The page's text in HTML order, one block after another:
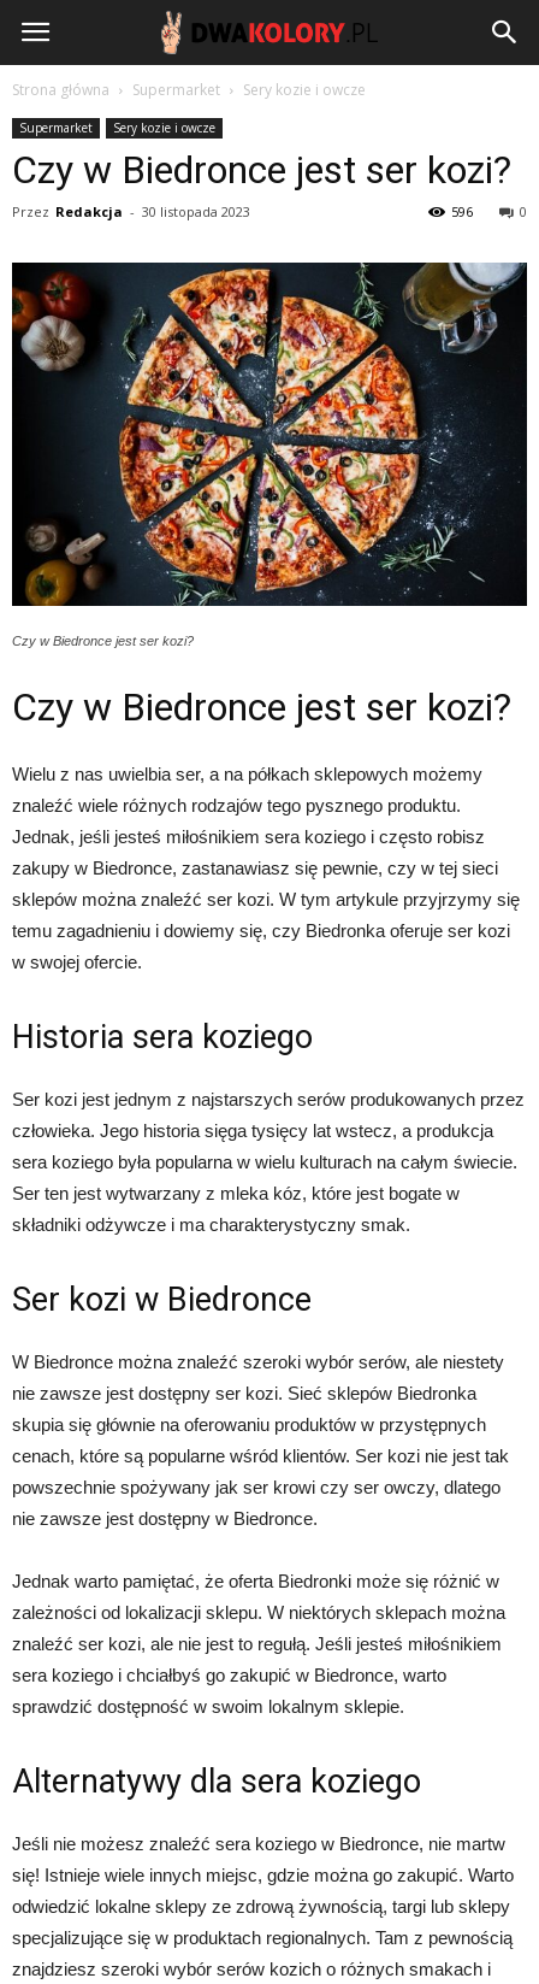
DwaKolory.pl
Strona główna Supermarket Sery kozie i owcze
Supermarket Sery kozie i owcze
Czy w Biedronce jest ser kozi?
Przez Redakcja - 30 listopada 2023 0
596
Czy w Biedronce jest ser kozi?
Czy w Biedronce jest ser kozi?
Wielu z nas uwielbia ser, a na półkach sklepowych możemy
znaleźć wiele różnych rodzajów tego pysznego produktu.
Jednak, jeśli jesteś miłośnikiem sera koziego i często robisz
zakupy w Biedronce, zastanawiasz się pewnie, czy w tej sieci
sklepów można znaleźć ser kozi. W tym artykule przyjrzymy się
temu zagadnieniu i dowiemy się, czy Biedronka oferuje ser kozi
w swojej ofercie.
Historia sera koziego
Ser kozi jest jednym z najstarszych serów produkowanych przez
człowieka. Jego historia sięga tysięcy lat wstecz, a produkcja
sera koziego była popularna w wielu kulturach na całym świecie.
Ser ten jest wytwarzany z mleka kóz, które jest bogate w
składniki odżywcze i ma charakterystyczny smak.
Ser kozi w Biedronce
W Biedronce można znaleźć szeroki wybór serów, ale niestety
nie zawsze jest dostępny ser kozi. Sieć sklepów Biedronka
skupia się głównie na oferowaniu produktów w przystępnych
cenach, które są popularne wśród klientów. Ser kozi nie jest tak
powszechnie spożywany jak ser krowi czy ser owczy, dlatego
nie zawsze jest dostępny w Biedronce.
Jednak warto pamiętać, że oferta Biedronki może się różnić w
zależności od lokalizacji sklepu. W niektórych sklepach można
znaleźć ser kozi, ale nie jest to regułą. Jeśli jesteś miłośnikiem
sera koziego i chciałbyś go zakupić w Biedronce, warto
sprawdzić dostępność w swoim lokalnym sklepie.
Alternatywy dla sera koziego
Jeśli nie możesz znaleźć sera koziego w Biedronce, nie martw
się! Istnieje wiele innych miejsc, gdzie można go zakupić. Warto
odwiedzić lokalne sklepy ze zdrową żywnością, targi lub sklepy
specjalizujące się w produktach regionalnych. Tam z pewnością
znajdziesz szeroki wybór serów kozich o różnych smakach i